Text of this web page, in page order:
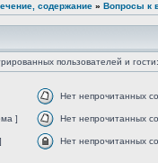
содержание » Вопросы к
пользователей и
Нет непрочитанных
] Нет непрочитанных
Нет непрочитанных